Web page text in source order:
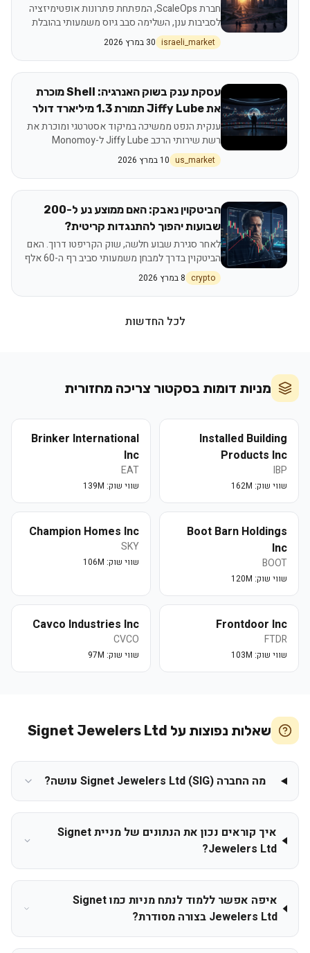
הטכנולוגיה הישראליתחברת ScaleOps, המפתחת פתרונות אופטימיזציה
לסביבות ענן, השלימה סבב גיוס משמעותי בהובלת
קרן אינסייט פרטנרס, תוך שהיא מגיעה לשווי של
למעלה מ-800 מיליון דולר. הגיוס כולל גם רכיב
סקנדרי לעובדים, ומגיע במקביל למעבר למשרדים
israeli_market 30 במרץ 2026
עסקת ענק בשוק האנרגיה: Shell מוכרת
את Jiffy Lube תמורת 1.3 מיליארד דולר
ענקית הנפט ממשיכה במיקוד אסטרטגי ומוכרת את
רשת שירותי הרכב Jiffy Lube ל-Monomoy
Capital Partners, בעוד שוקי המניות בארה"ב
רושמים עליות משמעותיות.
us_market 10 במרץ 2026
הביטקוין נאבק: האם ממוצע נע ל-200
שבועות יהפוך להתנגדות קריטית?
לאחר סגירת שבוע חלשה, שוק הקריפטו דרוך. האם
הביטקוין בדרך למבחן משמעותי סביב רף ה-60 אלף
דולר, או שמא מדובר בהזדמנות קנייה?
crypto 8 במרץ 2026
לכל החדשות
מניות דומות בסקטור צריכה מחזורית
Installed Building
Products Inc
IBP
שווי שוק: 162M
Brinker International
Inc
EAT
שווי שוק: 139M
Boot Barn Holdings
Inc
BOOT
שווי שוק: 120M
Champion Homes Inc
SKY
שווי שוק: 106M
Frontdoor Inc
FTDR
שווי שוק: 103M
Cavco Industries Inc
CVCO
שווי שוק: 97M
שאלות נפוצות על Signet Jewelers Ltd
מה החברה Signet Jewelers Ltd (SIG) עושה?
איך קוראים נכון את הנתונים של מניית Signet
Jewelers Ltd?
איפה אפשר ללמוד לנתח מניות כמו Signet
Jewelers Ltd בצורה מסודרת?